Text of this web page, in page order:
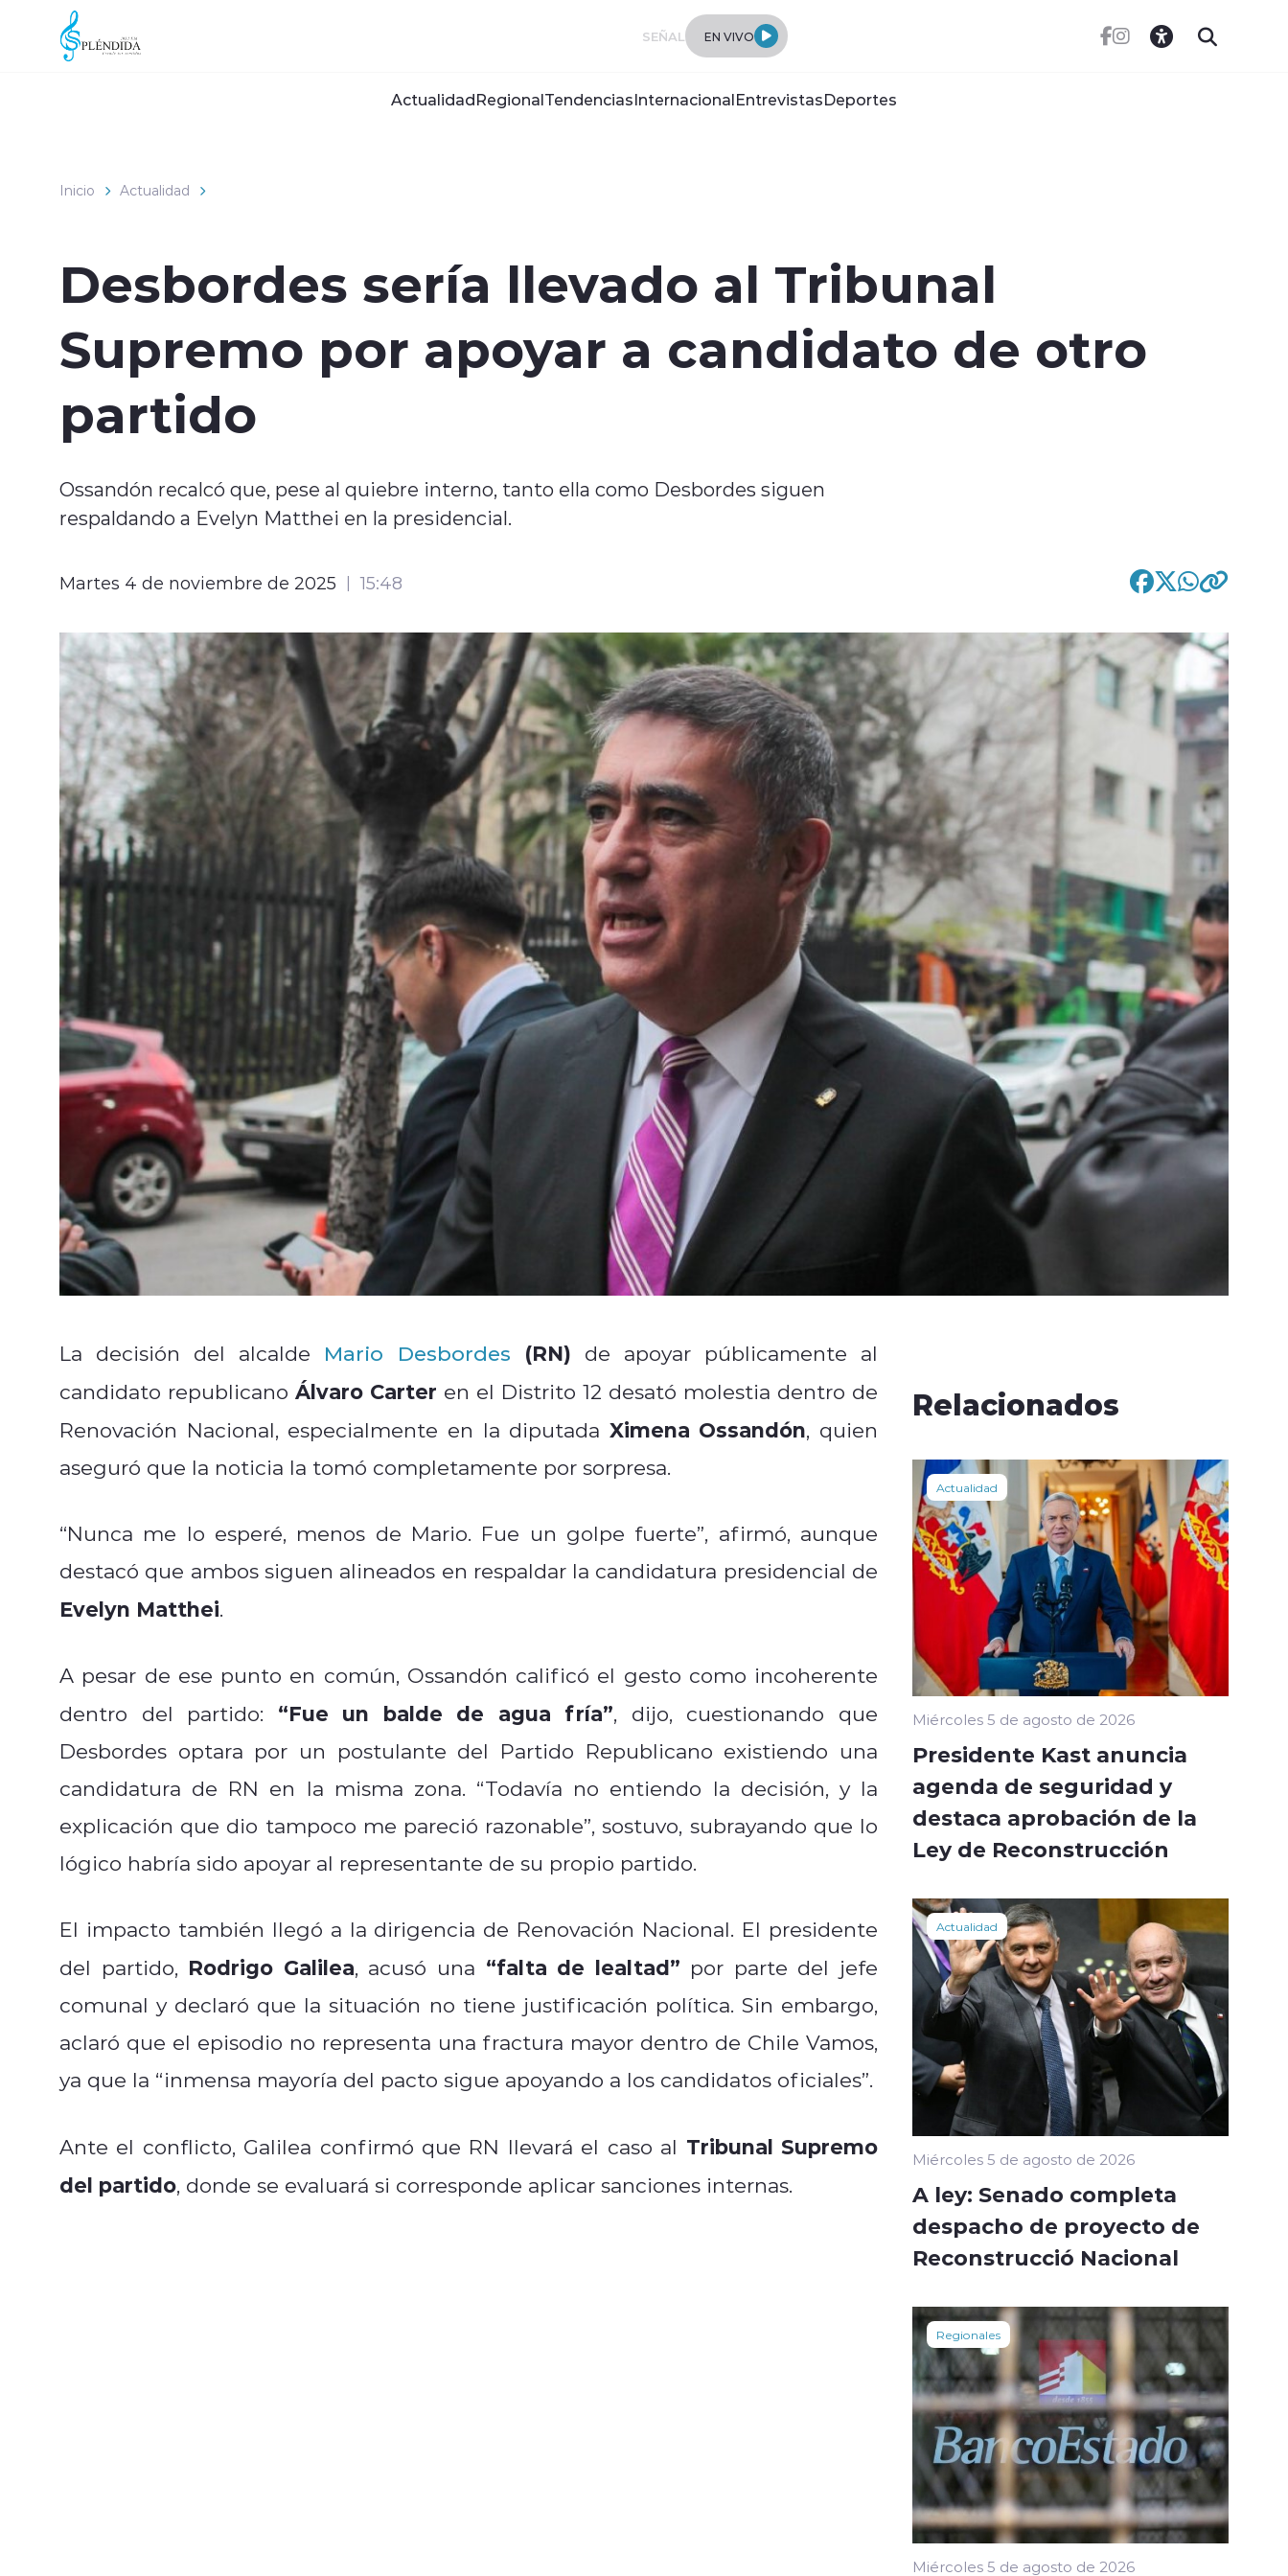
Click acá para ir directamente al contenido
SEÑAL EN VIVO
ActualidadRegionalTendenciasInternacionalEntrevistasDeportes
Inicio Actualidad
Desbordes sería llevado al Tribunal
Supremo por apoyar a candidato de otro
partido
Ossandón recalcó que, pese al quiebre interno, tanto ella como Desbordes siguen
respaldando a Evelyn Matthei en la presidencial.
Martes 4 de noviembre de 2025 15:48
La decisión del alcalde Mario Desbordes (RN) de apoyar públicamente al
candidato republicano Álvaro Carter en el Distrito 12 desató molestia dentro de
Renovación Nacional, especialmente en la diputada Ximena Ossandón, quien
aseguró que la noticia la tomó completamente por sorpresa.
“Nunca me lo esperé, menos de Mario. Fue un golpe fuerte”, afirmó, aunque
destacó que ambos siguen alineados en respaldar la candidatura presidencial de
Evelyn Matthei.
A pesar de ese punto en común, Ossandón calificó el gesto como incoherente
dentro del partido: “Fue un balde de agua fría”, dijo, cuestionando que
Desbordes optara por un postulante del Partido Republicano existiendo una
candidatura de RN en la misma zona. “Todavía no entiendo la decisión, y la
explicación que dio tampoco me pareció razonable”, sostuvo, subrayando que lo
lógico habría sido apoyar al representante de su propio partido.
El impacto también llegó a la dirigencia de Renovación Nacional. El presidente
del partido, Rodrigo Galilea, acusó una “falta de lealtad” por parte del jefe
comunal y declaró que la situación no tiene justificación política. Sin embargo,
aclaró que el episodio no representa una fractura mayor dentro de Chile Vamos,
ya que la “inmensa mayoría del pacto sigue apoyando a los candidatos oficiales”.
Ante el conflicto, Galilea confirmó que RN llevará el caso al Tribunal Supremo
del partido, donde se evaluará si corresponde aplicar sanciones internas.
Relacionados
Actualidad
Miércoles 5 de agosto de 2026
Presidente Kast anuncia
agenda de seguridad y
destaca aprobación de la
Ley de Reconstrucción
Actualidad
Miércoles 5 de agosto de 2026
A ley: Senado completa
despacho de proyecto de
Reconstrucció Nacional
Regionales
Miércoles 5 de agosto de 2026